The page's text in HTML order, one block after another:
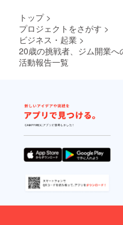
トップ >
プロジェクトをさがす >
ビジネス・起業 >
20歳の挑戦者、ジム開業へ
活動報告一覧